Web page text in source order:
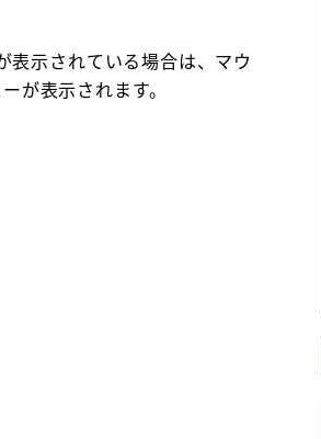
示されている場合は、マウ
が表示されます。